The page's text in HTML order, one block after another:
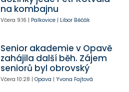
na kombajnu
Včera 9:16 | Palkovice| Libor Běčák
Senior akademie v Opavě
zahájila další běh. Zájem
seniorů byl obrovský
Včera 10:28 | Opava | Yvona Fajtová